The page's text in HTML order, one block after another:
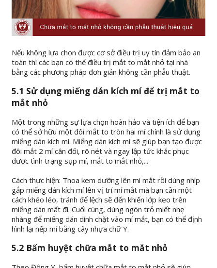
Nếu không lựa chọn được cơ sở điều trị uy tín đảm bảo an
toàn thì các bạn có thể điều trị mắt to mắt nhỏ tại nhà
bằng các phương pháp đơn giản không cần phẫu thuật.
5.1 Sử dụng miếng dán kích mí để trị mắt to
mắt nhỏ
Một trong những sự lựa chọn hoàn hảo và tiện ích để bạn
có thể sở hữu một đôi mắt to tròn hai mí chính là sử dụng
miếng dán kích mí. Miếng dán kích mí sẽ giúp bạn tạo được
đôi mắt 2 mí cân đối, rõ nét và ngay lập tức khắc phục
được tình trạng sụp mí, mắt to mắt nhỏ,...
Cách thực hiện: Thoa kem dưỡng lên mí mắt rồi dùng nhíp
gắp miếng dán kích mí lên vị trí mí mắt mà bạn cần một
cách khéo léo, tránh để lệch sẽ đến khiến lớp keo trên
miếng dán mất đi. Cuối cùng, dùng ngón trỏ miết nhẹ
nhàng để miếng dán dính chặt vào mí mắt, bạn có thể định
hình lại nếp mí bằng cây nhựa chữ Y.
5.2 Bấm huyệt chữa mắt to mắt nhỏ